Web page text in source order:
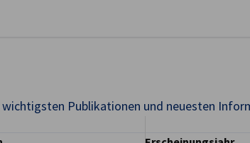
Publikationen und neuesten